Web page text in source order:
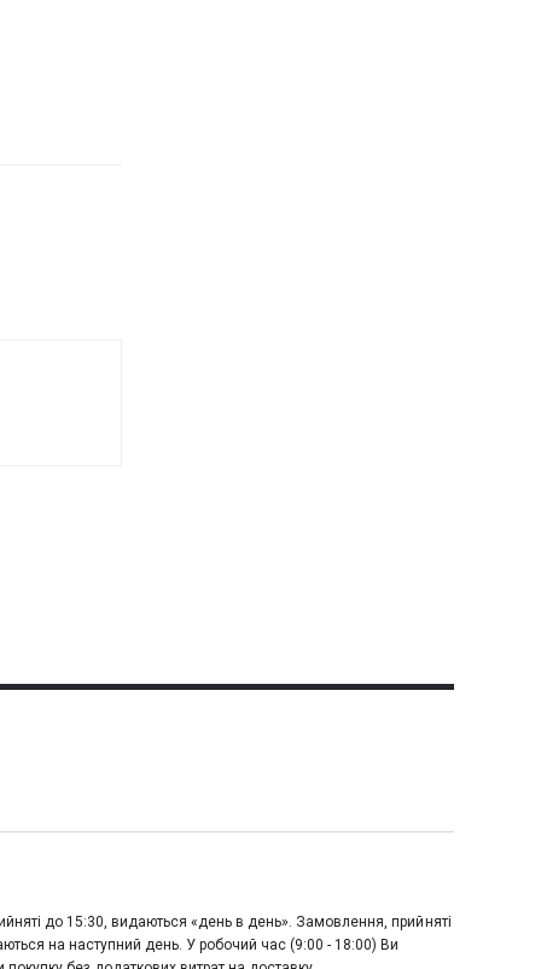
до 15:30, видаються «день в день». Замовлення, прийняті
на наступний день. У робочий час (9:00 - 18:00) Ви